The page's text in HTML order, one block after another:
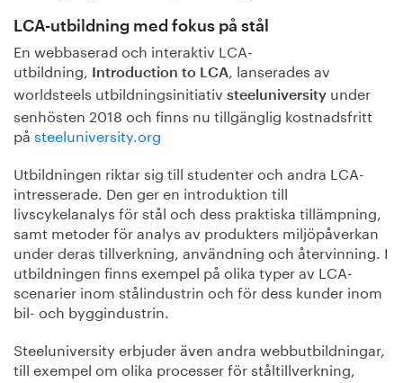
LCA-utbildning med fokus på stål
En webbaserad och interaktiv LCA-
utbildning,
Introduction to LCA, lanserades av
worldsteels utbildningsinitiativ steeluniversity under
senhösten 2018 och finns nu tillgänglig kostnadsfritt
på steeluniversity.org
Utbildningen riktar sig till studenter och andra LCA-
intresserade. Den ger en introduktion till
livscykelanalys för stål och dess praktiska tillämpning,
samt metoder för analys av produkters miljöpåverkan
under deras tillverkning, användning och återvinning. I
utbildningen finns exempel på olika typer av LCA-
scenarier inom stålindustrin och för dess kunder inom
bil- och byggindustrin.
Steeluniversity erbjuder även andra webbutbildningar,
till exempel om olika processer för ståltillverkning,